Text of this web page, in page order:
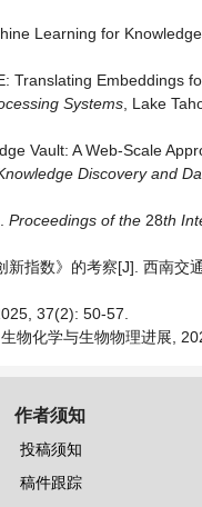
Learning for
Translating Embeddings
Systems , Lake
Vault: A Web-Scale
Discovery and
Proceedings of the 28th
指数》的考察[J]. 西南交
37(2): 50-57.
物化学与生物物理进展,
作者须知
投稿须知
稿件跟踪